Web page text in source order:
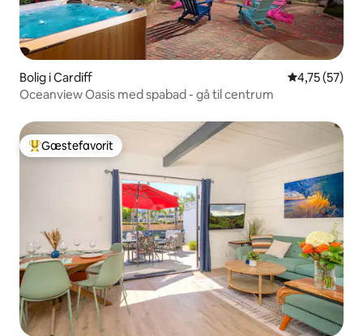
Bolig i Cardiff 4,75 ud af 5
4,75 (57)
Oceanview Oasis med spabad - gå til centrum
Bedste gæstefavorit
Gæstefavorit